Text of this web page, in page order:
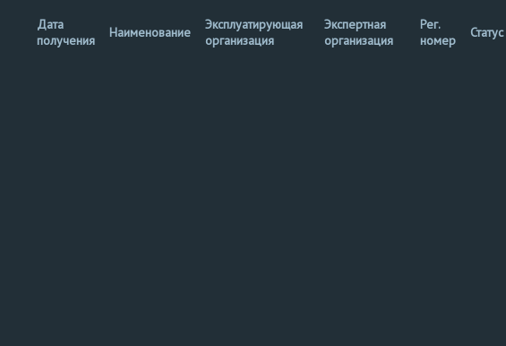
Дата
получения
Наименование
Эксплуатирующая
организация
Экспертная
организация
Рег.
номер
Статус